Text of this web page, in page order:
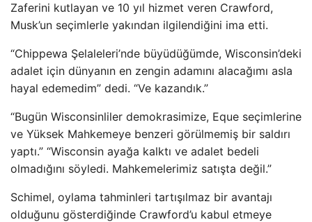
Zaferini kutlayan ve 10 yıl hizmet veren Crawford,
Musk’un seçimlerle yakından ilgilendiğini ima etti.
“Chippewa Şelaleleri’nde büyüdüğümde, Wisconsin’deki
adalet için dünyanın en zengin adamını alacağımı asla
hayal edemedim” dedi. “Ve kazandık.”
“Bugün Wisconsinliler demokrasimize, Eque seçimlerine
ve Yüksek Mahkemeye benzeri görülmemiş bir saldırı
yaptı.” “Wisconsin ayağa kalktı ve adalet bedeli
olmadığını söyledi. Mahkemelerimiz satışta değil.”
Schimel, oylama tahminleri tartışılmaz bir avantajı
olduğunu gösterdiğinde Crawford’u kabul etmeye